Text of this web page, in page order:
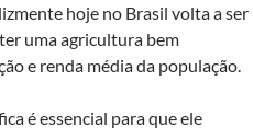
hoje no Brasil volta a ser
uma agricultura bem
e renda média da população.
é essencial para que ele